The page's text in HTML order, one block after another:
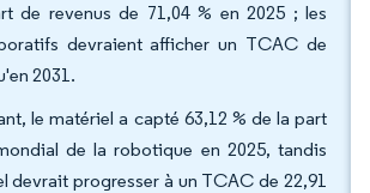
de revenus de 71,04 % en 2025 ; les
devraient afficher un TCAC de
2031.
le matériel a capté 63,12 % de la part
de la robotique en 2025, tandis
devrait progresser à un TCAC de 22,91